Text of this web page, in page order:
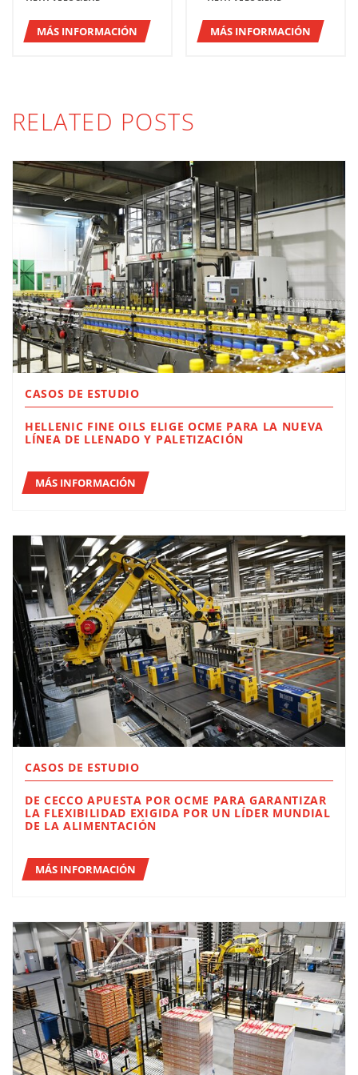
MÁS INFORMACIÓN MÁS INFORMACIÓN
RELATED POSTS
CASOS DE ESTUDIO
HELLENIC FINE OILS ELIGE OCME PARA LA NUEVA
LÍNEA DE LLENADO Y PALETIZACIÓN
MÁS INFORMACIÓN
CASOS DE ESTUDIO
DE CECCO APUESTA POR OCME PARA GARANTIZAR
LA FLEXIBILIDAD EXIGIDA POR UN LÍDER MUNDIAL
DE LA ALIMENTACIÓN
MÁS INFORMACIÓN